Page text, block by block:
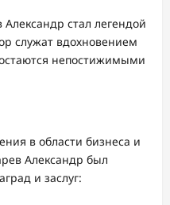
стал легендой
служат вдохновением
непостижимыми
в области бизнеса и
Александр был
и заслуг: